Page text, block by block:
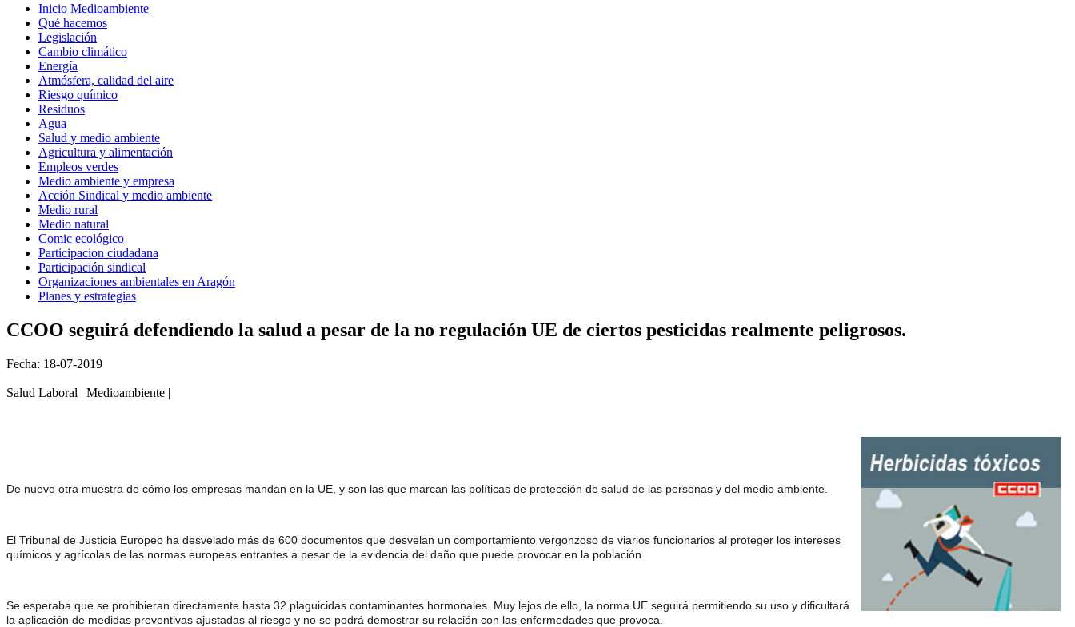
Inicio Medioambiente
Qué hacemos
Legislación
Cambio climático
Energía
Atmósfera, calidad del aire
Riesgo químico
Residuos
Agua
Salud y medio ambiente
Agricultura y alimentación
Empleos verdes
Medio ambiente y empresa
Acción Sindical y medio ambiente
Medio rural
Medio natural
Comic ecológico
Participacion ciudadana
Participación sindical
Organizaciones ambientales en Aragón
Planes y estrategias
CCOO seguirá defendiendo la salud a pesar de la no regulación UE de ciertos pesticidas realmente peligrosos.
Fecha: 18-07-2019
Salud Laboral | Medioambiente |
De nuevo otra muestra de cómo los empresas mandan en la UE, y son las que marcan las políticas de protección de salud de las personas y del medio ambiente.
El Tribunal de Justicia Europeo ha desvelado más de 600 documentos que desvelan un comportamiento vergonzoso de viarios funcionarios al proteger los intereses
químicos y agrícolas de las normas europeas entrantes a pesar de la evidencia del daño que puede provocar en la población.
Se esperaba que se prohibieran directamente hasta 32 plaguicidas contaminantes hormonales. Muy lejos de ello, la norma UE seguirá permitiendo su uso y dificultará
la aplicación de medidas preventivas ajustadas al riesgo y no se podrá demostrar su relación con las enfermedades que provoca.